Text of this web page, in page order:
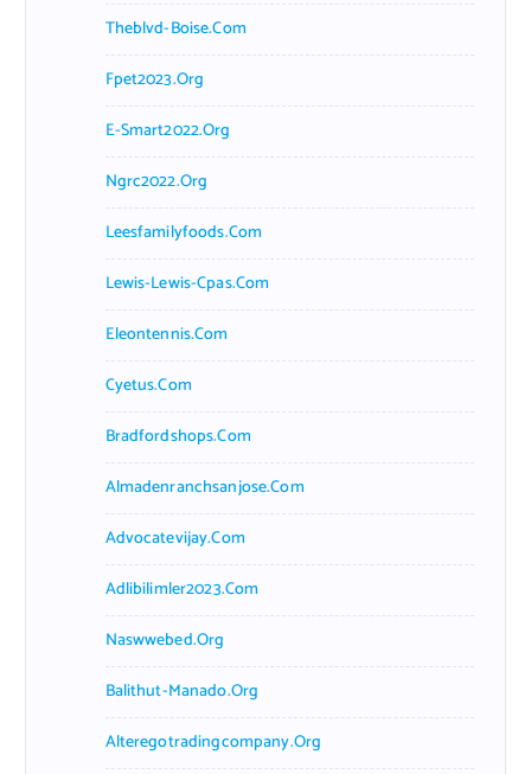
Theblvd-Boise.com
Fpet2023.org
E-Smart2022.org
Ngrc2022.org
Leesfamilyfoods.com
Lewis-Lewis-Cpas.com
Eleontennis.com
Cyetus.com
Bradfordshops.com
Almadenranchsanjose.com
Advocatevijay.com
Adlibilimler2023.com
Naswwebed.org
Balithut-Manado.org
Alteregotradingcompany.org